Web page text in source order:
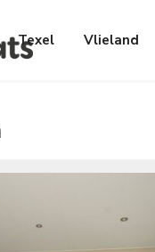
Texel Vlieland